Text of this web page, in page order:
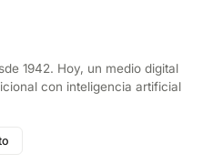
1942. Hoy, un medio digital
con inteligencia artificial